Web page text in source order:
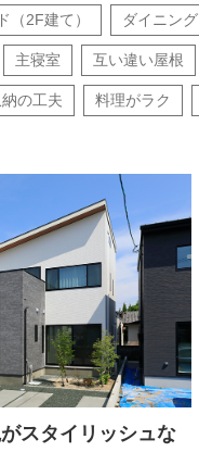
（2F建て） ダイニング
主寝室 互い違い屋根
の工夫 料理がラク
スタイリッシュな